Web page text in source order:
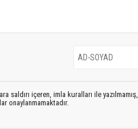
saldırı içeren, imla kuralları ile yazılmamış,
onaylanmamaktadır.